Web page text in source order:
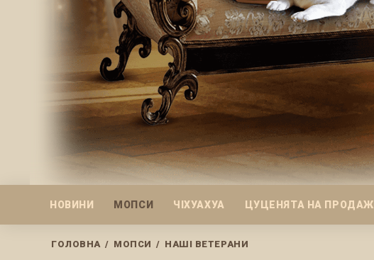
НОВИНИ МОПСИ ЧІХУАХУА ЦУЦЕНЯТА НА ПРОДАЖ
ГОЛОВНА / МОПСИ / НАШІ ВЕТЕРАНИ